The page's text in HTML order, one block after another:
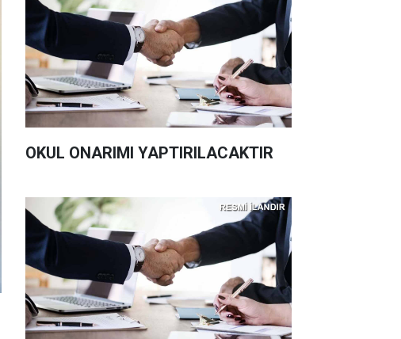
OKUL ONARIMI YAPTIRILACAKTIR